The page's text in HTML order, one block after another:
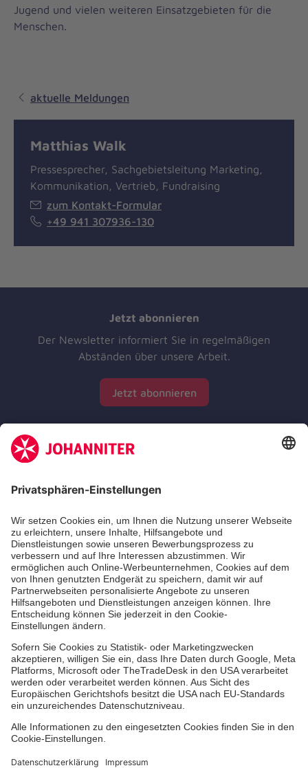
Jugend und vielen weiteren Einsatzgebieten für die
Menschen.
aktuelle Meldungen
Matthias Walk
Pressesprecher, Sachgebietsleitung Marketing,
Kommunikation, Vertrieb, Fundraising
zum Kontakt-Formular
+49 941 307936-130
Jetzt abonnieren
Der Newsletter informiert Sie in regelmäßigen
Abständen über unsere Arbeit.
Jetzt abonnieren
Zertifizierung der Johanniter-Unfall-Hilfe e.V.
Die Johanniter GmbH führt das Spendenzertifikat
des Deutschen Spendenrats e.V.
Dienste & Leistungen
Mitarbeiten & Lernen